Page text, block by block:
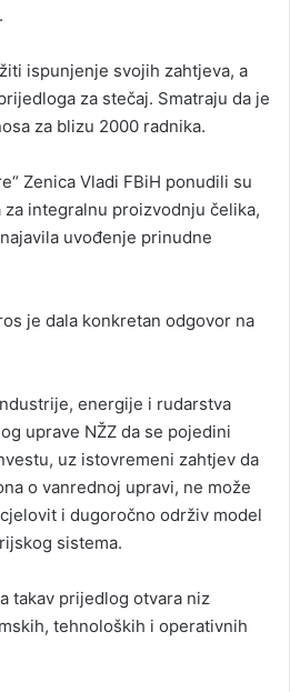
ispunjenje svojih zahtjeva, a
za stečaj. Smatraju da je
za blizu 2000 radnika.
Zenica Vladi FBiH ponudili su
za integralnu proizvodnju čelika,
uvođenje prinudne
je dala konkretan odgovor na
energije i rudarstva
uprave NŽZ da se pojedini
uz istovremeni zahtjev da
o vanrednoj upravi, ne može
i dugoročno održiv model
sistema.
takav prijedlog otvara niz
tehnoloških i operativnih